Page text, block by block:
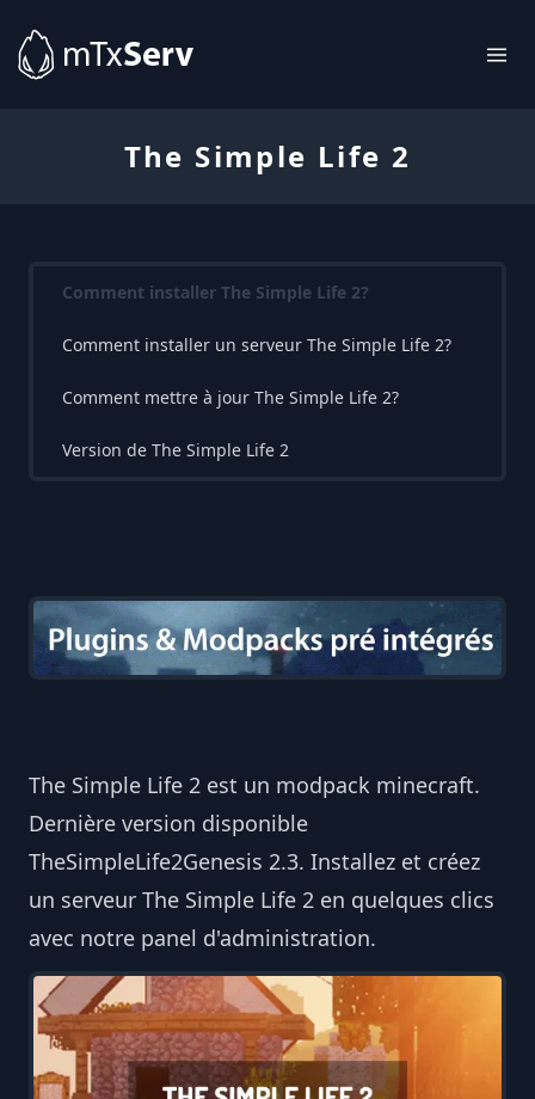
The Simple Life 2
Comment installer The Simple Life 2?
Comment installer un serveur The Simple Life 2?
Comment mettre à jour The Simple Life 2?
Version de The Simple Life 2
The Simple Life 2 est un modpack minecraft.
Dernière version disponible
TheSimpleLife2Genesis 2.3. Installez et créez
un serveur The Simple Life 2 en quelques clics
avec notre panel d'administration.